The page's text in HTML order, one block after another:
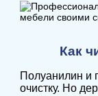
Как
Полуанилин и
очистку. Но